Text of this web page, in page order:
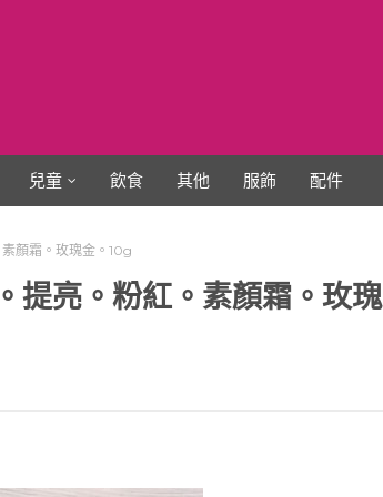
兒童 飲食 其他 服飾 配件
顏霜。玫瑰金。10g
提亮。粉紅。素顏霜。玫瑰